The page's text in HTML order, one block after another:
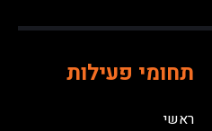
תחומי פעילות
ראשי